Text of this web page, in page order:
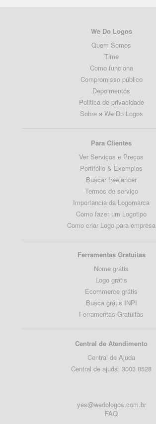
We Do Logos
Quem Somos
Time
Como funciona
Compromisso público
Depoimentos
Politica de privacidade
Sobre a We Do Logos
Para Clientes
Ver Serviços e Preços
Portifólio & Exemplos
Buscar freelancer
Termos de serviço
Importancia da Logomarca
Como fazer um Logotipo
Como criar Logo para empresa
Ferramentas Gratuitas
Nome grátis
Logo grátis
Ecommerce grátis
Busca grátis INPI
Ferramentas Gratuitas
Central de Atendimento
Central de Ajuda
Central de ajuda: 3003 0528
yes@wedologos.com.br
FAQ